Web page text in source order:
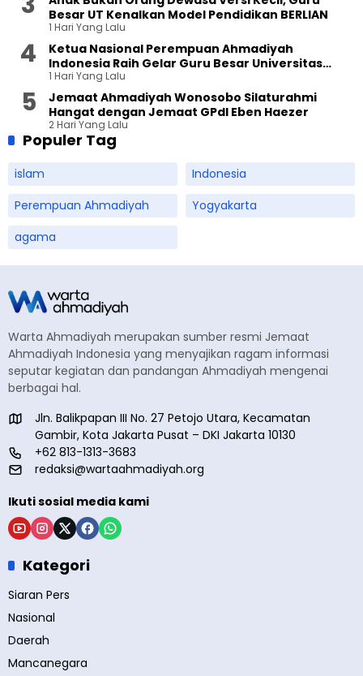
Besar UT Kenalkan Model Pendidikan BERLIAN
1 Hari Yang Lalu
Ketua Nasional Perempuan Ahmadiyah
Indonesia Raih Gelar Guru Besar Universitas
Terbuka
1 Hari Yang Lalu
Jemaat Ahmadiyah Wonosobo Silaturahmi
Hangat dengan Jemaat GPdI Eben Haezer
2 Hari Yang Lalu
Populer Tag
islam
Indonesia
Perempuan Ahmadiyah
Yogyakarta
agama
Warta Ahmadiyah merupakan sumber resmi Jemaat
Ahmadiyah Indonesia yang menyajikan ragam informasi
seputar kegiatan dan pandangan Ahmadiyah mengenai
berbagai hal.
Jln. Balikpapan III No. 27 Petojo Utara, Kecamatan
Gambir, Kota Jakarta Pusat – DKI Jakarta 10130
+62 813-1313-3683
redaksi@wartaahmadiyah.org
Ikuti sosial media kami
Kategori
Siaran Pers
Nasional
Daerah
Mancanegara